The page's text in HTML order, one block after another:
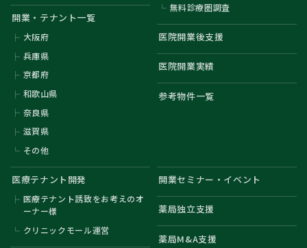
開業・テナント一覧
大阪府
兵庫県
京都府
和歌山県
奈良県
滋賀県
その他
無料診療圏調査
医院開業後支援
医院開業実績
参考物件一覧
医療テナント開発
医療テナント誘致をお考えのオ
ーナー様
クリニックモール運営
開業セミナー・イベント
薬局独立支援
薬局M&A支援